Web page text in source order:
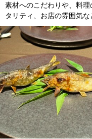
素材へのこだわりや、料
タリティ、お店の雰囲気な